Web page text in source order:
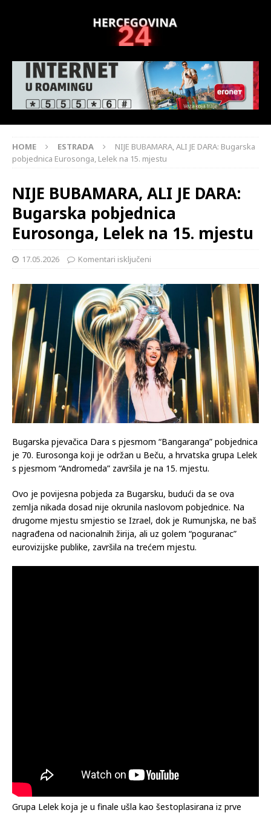
HOME ESTRADA
NIJE BUBAMARA, ALI JE DARA: Bugarska
pobjednica Eurosonga, Lelek na 15. mjestu
NIJE BUBAMARA, ALI JE DARA:
Bugarska pobjednica
Eurosonga, Lelek na 15. mjestu
17.05.2026 Komentari isključeni
Bugarska pjevačica Dara s pjesmom “Bangaranga” pobjednica
je 70. Eurosonga koji je održan u Beču, a hrvatska grupa Lelek
s pjesmom “Andromeda” završila je na 15. mjestu.
Ovo je povijesna pobjeda za Bugarsku, budući da se ova
zemlja nikada dosad nije okrunila naslovom pobjednice. Na
drugome mjestu smjestio se Izrael, dok je Rumunjska, ne baš
nagrađena od nacionalnih žirija, ali uz golem “poguranac”
eurovizijske publike, završila na trećem mjestu.
Grupa Lelek koja je u finale ušla kao šestoplasirana iz prve